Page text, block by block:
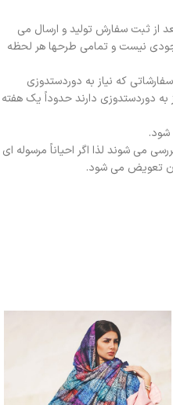
از ثبت سفارش تولید و ارسال می
نیست و تمامی طرحها هر لحظه
که نیاز به دوردستدوزی
که نیاز به دوردستدوزی دارند حدوداً یک هفته
شود.
می شوند لذا اگر احیاناً مرسوله ای
تعویض می شود.